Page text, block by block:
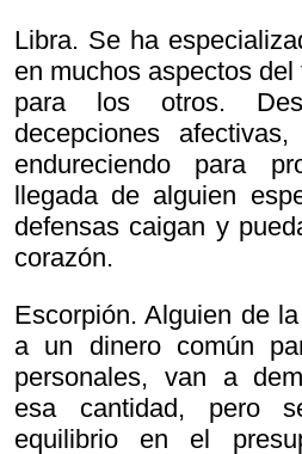
Libra. Se ha
en muchos aspectos
para los otros.
decepciones
endureciendo para
llegada de alguien
defensas caigan y
corazón.
Escorpión. Alguien de
a un dinero común
personales, van a
esa cantidad, pero
equilibrio en el